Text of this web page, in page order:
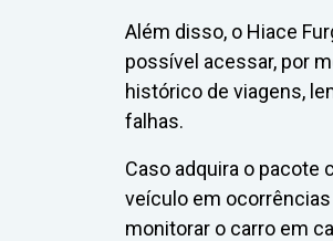
Além disso, o Hiace
possível acessar, por
histórico de viagens,
falhas.
Caso adquira o pacote
veículo em ocorrências
monitorar o carro em